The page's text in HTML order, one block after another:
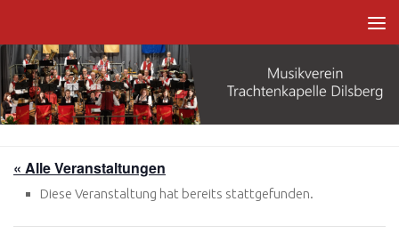
« Alle Veranstaltungen
Diese Veranstaltung hat bereits stattgefunden.